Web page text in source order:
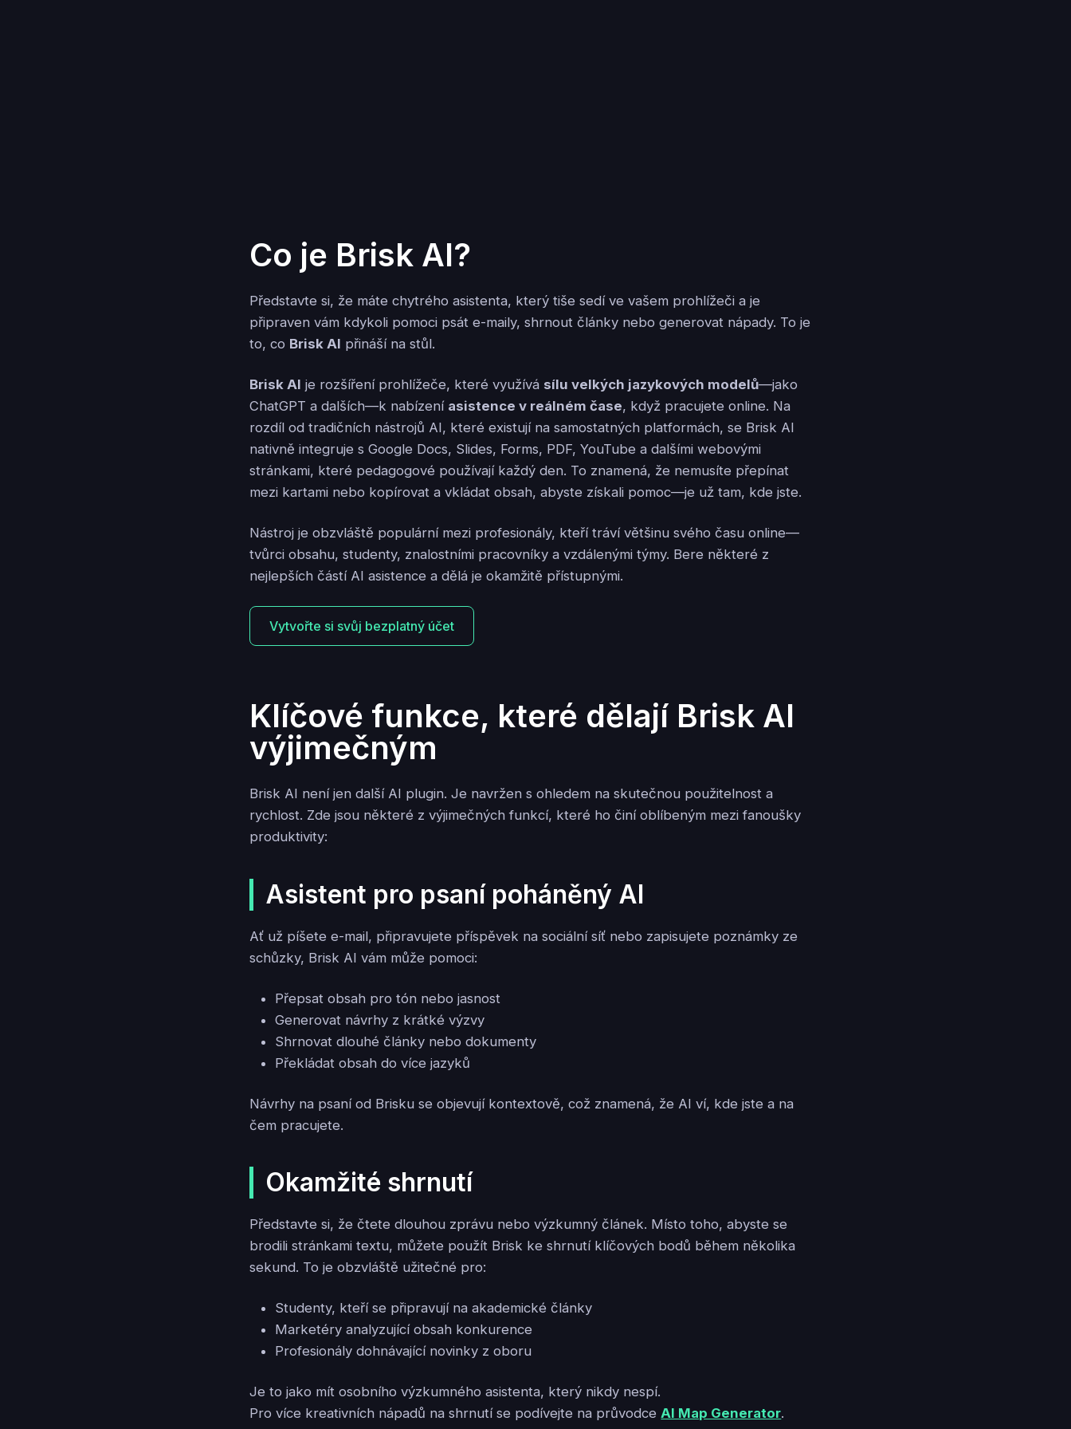
Co je Brisk AI?
Představte si, že máte chytrého asistenta, který tiše sedí ve vašem prohlížeči a je
připraven vám kdykoli pomoci psát e-maily, shrnout články nebo generovat nápady. To je
to, co Brisk AI přináší na stůl.
Brisk AI je rozšíření prohlížeče, které využívá sílu velkých jazykových modelů—jako
ChatGPT a dalších—k nabízení asistence v reálném čase, když pracujete online. Na
rozdíl od tradičních nástrojů AI, které existují na samostatných platformách, se Brisk AI
nativně integruje s Google Docs, Slides, Forms, PDF, YouTube a dalšími webovými
stránkami, které pedagogové používají každý den. To znamená, že nemusíte přepínat
mezi kartami nebo kopírovat a vkládat obsah, abyste získali pomoc—je už tam, kde jste.
Nástroj je obzvláště populární mezi profesionály, kteří tráví většinu svého času online—
tvůrci obsahu, studenty, znalostními pracovníky a vzdálenými týmy. Bere některé z
nejlepších částí AI asistence a dělá je okamžitě přístupnými.
Vytvořte si svůj bezplatný účet
Klíčové funkce, které dělají Brisk AI
výjimečným
Brisk AI není jen další AI plugin. Je navržen s ohledem na skutečnou použitelnost a
rychlost. Zde jsou některé z výjimečných funkcí, které ho činí oblíbeným mezi fanoušky
produktivity:
Asistent pro psaní poháněný AI
Ať už píšete e-mail, připravujete příspěvek na sociální síť nebo zapisujete poznámky ze
schůzky, Brisk AI vám může pomoci:
Přepsat obsah pro tón nebo jasnost
Generovat návrhy z krátké výzvy
Shrnovat dlouhé články nebo dokumenty
Překládat obsah do více jazyků
Návrhy na psaní od Brisku se objevují kontextově, což znamená, že AI ví, kde jste a na
čem pracujete.
Okamžité shrnutí
Představte si, že čtete dlouhou zprávu nebo výzkumný článek. Místo toho, abyste se
brodili stránkami textu, můžete použít Brisk ke shrnutí klíčových bodů během několika
sekund. To je obzvláště užitečné pro:
Studenty, kteří se připravují na akademické články
Marketéry analyzující obsah konkurence
Profesionály dohnávající novinky z oboru
Je to jako mít osobního výzkumného asistenta, který nikdy nespí.
Pro více kreativních nápadů na shrnutí se podívejte na průvodceAI Map Generator.